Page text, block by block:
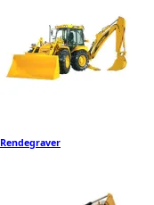
Rendegraver